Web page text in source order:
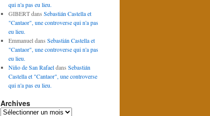
qui n'a pas eu lieu.
GIBERTdans Sebastián Castella et
"Cantaor", une controverse qui n'a pas
eu lieu.
Emmanueldans Sebastián Castella et
"Cantaor", une controverse qui n'a pas
eu lieu.
Niño de San Rafaeldans Sebastián
Castella et "Cantaor", une controverse
qui n'a pas eu lieu.
Archives
Archives